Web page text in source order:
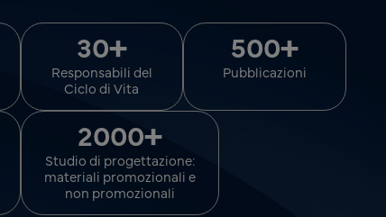
30+
Responsabili del
Ciclo di Vita
500+
Pubblicazioni
2000+
Studio di progettazione:
materiali promozionali e
non promozionali